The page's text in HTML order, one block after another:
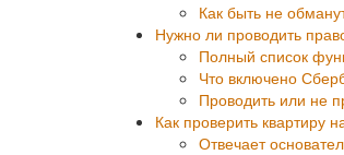
Как быть не
Нужно ли проводить
Полный список
Что включено
Проводить или не
Как проверить квартиру
Отвечает